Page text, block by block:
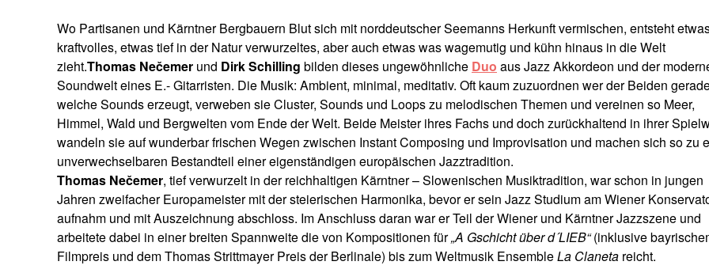
Wo Partisanen und Kärntner Bergbauern Blut sich mit norddeutscher Seemanns Herkunft vermischen, entsteht
kraftvolles, etwas tief in der Natur verwurzeltes, aber auch etwas was wagemutig und kühn hinaus in die Welt
zieht.Thomas Nečemer und Dirk Schilling bilden dieses ungewöhnliche Duo aus Jazz Akkordeon und der
Soundwelt eines E.- Gitarristen. Die Musik: Ambient, minimal, meditativ. Oft kaum zuzuordnen wer der Beiden
welche Sounds erzeugt, verweben sie Cluster, Sounds und Loops zu melodischen Themen und vereinen so Meer,
Himmel, Wald und Bergwelten vom Ende der Welt. Beide Meister ihres Fachs und doch zurückhaltend in ihrer
wandeln sie auf wunderbar frischen Wegen zwischen Instant Composing und Improvisation und machen sich so zu
unverwechselbaren Bestandteil einer eigenständigen europäischen Jazztradition.
Thomas Nečemer, tief verwurzelt in der reichhaltigen Kärntner – Slowenischen Musiktradition, war schon in jungen
Jahren zweifacher Europameister mit der steierischen Harmonika, bevor er sein Jazz Studium am Wiener
aufnahm und mit Auszeichnung abschloss. Im Anschluss daran war er Teil der Wiener und Kärntner Jazzszene und
arbeitete dabei in einer breiten Spannweite die von Kompositionen für„A Gschicht über d´LIEB“(inklusive
Filmpreis und dem Thomas Strittmayer Preis der Berlinale) bis zum Weltmusik EnsembleLa Claneta reicht.